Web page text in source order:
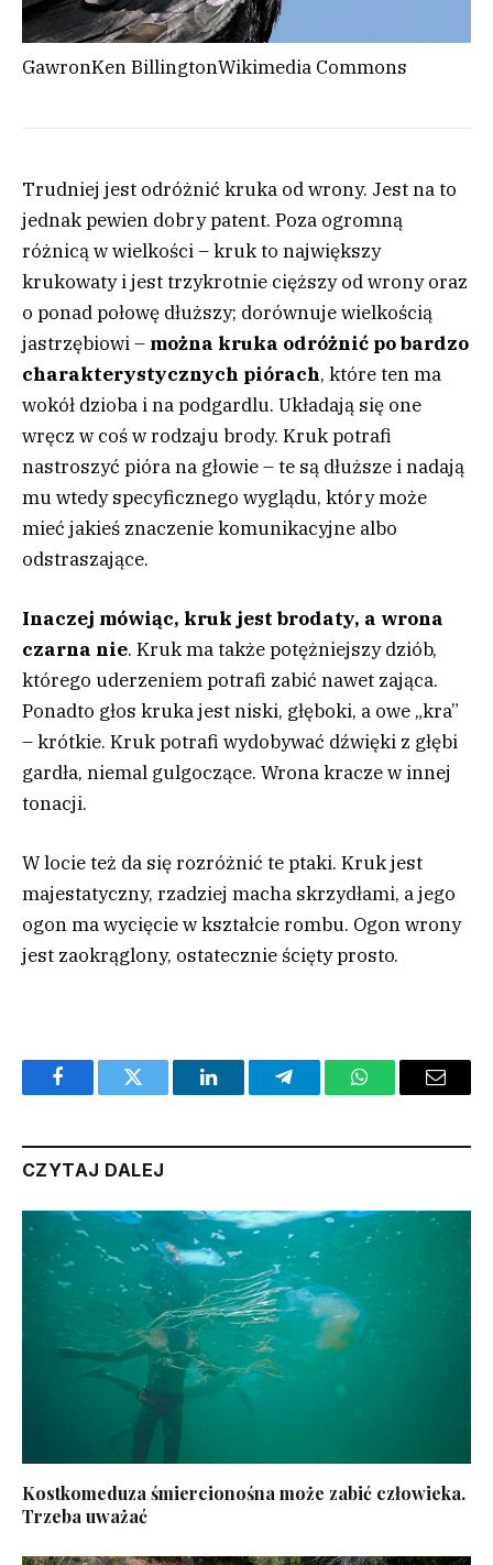
GawronKen BillingtonWikimedia Commons
Trudniej jest odróżnić kruka od wrony. Jest na to
jednak pewien dobry patent. Poza ogromną
różnicą w wielkości – kruk to największy
krukowaty i jest trzykrotnie cięższy od wrony oraz
o ponad połowę dłuższy; dorównuje wielkością
jastrzębiowi – można kruka odróżnić po bardzo
charakterystycznych piórach, które ten ma
wokół dzioba i na podgardlu. Układają się one
wręcz w coś w rodzaju brody. Kruk potrafi
nastroszyć pióra na głowie – te są dłuższe i nadają
mu wtedy specyficznego wyglądu, który może
mieć jakieś znaczenie komunikacyjne albo
odstraszające.
Inaczej mówiąc, kruk jest brodaty, a wrona
czarna nie. Kruk ma także potężniejszy dziób,
którego uderzeniem potrafi zabić nawet zająca.
Ponadto głos kruka jest niski, głęboki, a owe „kra”
– krótkie. Kruk potrafi wydobywać dźwięki z głębi
gardła, niemal gulgoczące. Wrona kracze w innej
tonacji.
W locie też da się rozróżnić te ptaki. Kruk jest
majestatyczny, rzadziej macha skrzydłami, a jego
ogon ma wycięcie w kształcie rombu. Ogon wrony
jest zaokrąglony, ostatecznie ścięty prosto.
FacebookTwitter LinkedInTelegramWhatsAppEmail
CZYTAJ DALEJ
Kostkomeduza śmiercionośna może zabić człowieka.
Trzeba uważać